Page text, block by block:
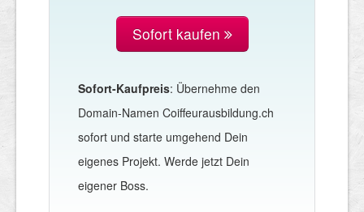
Sofort kaufen
Sofort-Kaufpreis: Übernehme den
Domain-Namen Coiffeurausbildung.ch
sofort und starte umgehend Dein
eigenes Projekt. Werde jetzt Dein
eigener Boss.